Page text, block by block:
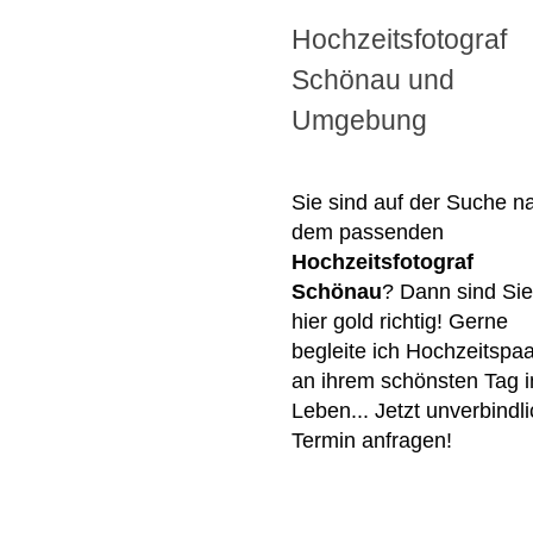
Hochzeitsfotograf
Schönau und
Umgebung
Sie sind auf der Suche
dem passenden
Hochzeitsfotograf
Schönau? Dann sind Sie
hier gold richtig! Gerne
begleite ich
an ihrem schönsten Tag
Leben... Jetzt
Termin anfragen!